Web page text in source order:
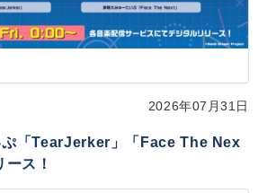
2026年07月31日
ぷ「TearJerker」「Face The Nex
ス！